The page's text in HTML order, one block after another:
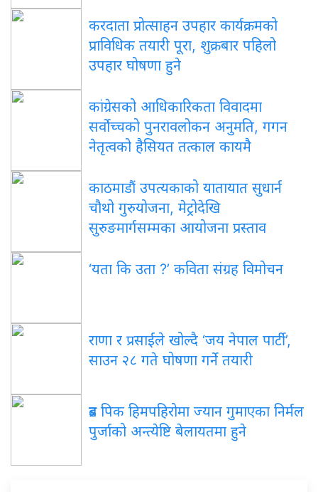
करदाता प्रोत्साहन उपहार कार्यक्रमको
प्राविधिक तयारी पूरा, शुक्रबार पहिलो
उपहार घोषणा हुने
कांग्रेसको आधिकारिकता विवादमा
सर्वोच्चको पुनरावलोकन अनुमति, गगन
नेतृत्वको हैसियत तत्काल कायमै
काठमाडौं उपत्यकाको यातायात सुधार्न
चौथो गुरुयोजना, मेट्रोदेखि
सुरुङमार्गसम्मका आयोजना प्रस्ताव
‘यता कि उता ?’ कविता संग्रह विमोचन
राणा र प्रसाईंले खोल्दै ‘जय नेपाल पार्टी’,
साउन २८ गते घोषणा गर्ने तयारी
ब्रड पिक हिमपहिरोमा ज्यान गुमाएका निर्मल
पुर्जाको अन्त्येष्टि बेलायतमा हुने